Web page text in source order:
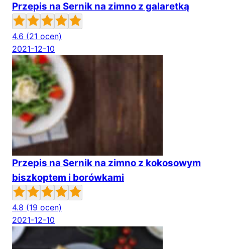
Przepis na Sernik na zimno z galaretką
4.6 (21 ocen)
2021-12-10
Przepis na Sernik na zimno z kokosowym
biszkoptem i borówkami
4.8 (19 ocen)
2021-12-10